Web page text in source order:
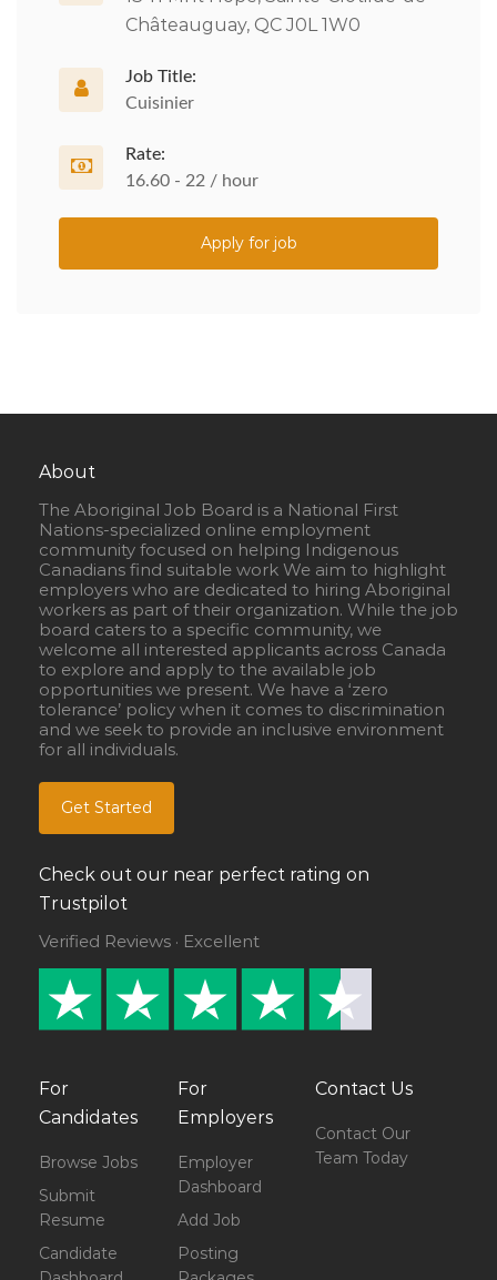
Châteauguay, QC J0L 1W0
Job Title:
Cuisinier
Rate:
16.60 - 22 / hour
Apply for job
About
The Aboriginal Job Board is a National First
Nations-specialized online employment
community focused on helping Indigenous
Canadians find suitable work We aim to highlight
employers who are dedicated to hiring Aboriginal
workers as part of their organization. While the job
board caters to a specific community, we
welcome all interested applicants across Canada
to explore and apply to the available job
opportunities we present. We have a ‘zero
tolerance’ policy when it comes to discrimination
and we seek to provide an inclusive environment
for all individuals.
Get Started
Check out our near perfect rating on
Trustpilot
Verified Reviews · Excellent
For
Candidates
Browse Jobs
Submit
Resume
Candidate
For
Employers
Employer
Dashboard
Add Job
Posting
Contact Us
Contact Our
Team Today